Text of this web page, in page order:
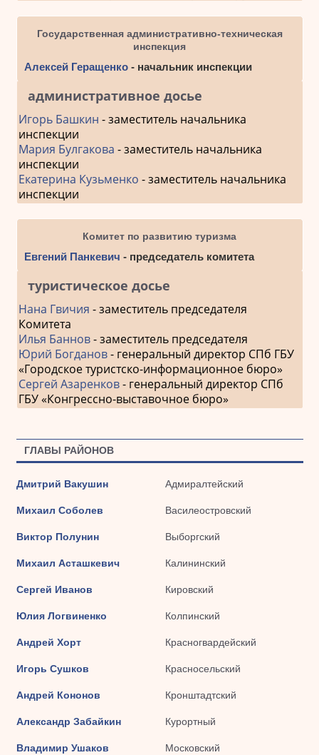
Государственная административно-техническая
инспекция
Алексей Геращенко- начальник инспекции
административное досье
Игорь Башкин - заместитель начальника
инспекции
Мария Булгакова - заместитель начальника
инспекции
Екатерина Кузьменко - заместитель начальника
инспекции
Комитет по развитию туризма
Евгений Панкевич - председатель комитета
туристическое досье
Нана Гвичия - заместитель председателя
Комитета
Илья Баннов- заместитель председателя
Юрий Богданов- генеральный директор СПб ГБУ
«Городское туристско-информационное бюро»
Сергей Азаренков- генеральный директор СПб
ГБУ «Конгрессно-выставочное бюро»
ГЛАВЫ РАЙОНОВ
Дмитрий Вакушин Адмиралтейский
Михаил Соболев Василеостровский
Виктор Полунин Выборгский
Михаил Асташкевич Калининский
Сергей Иванов Кировский
Юлия Логвиненко Колпинский
Андрей Хорт Красногвардейский
Игорь Сушков Красносельский
Андрей Кононов Кронштадтский
Александр Забайкин Курортный
Владимир Ушаков Московский